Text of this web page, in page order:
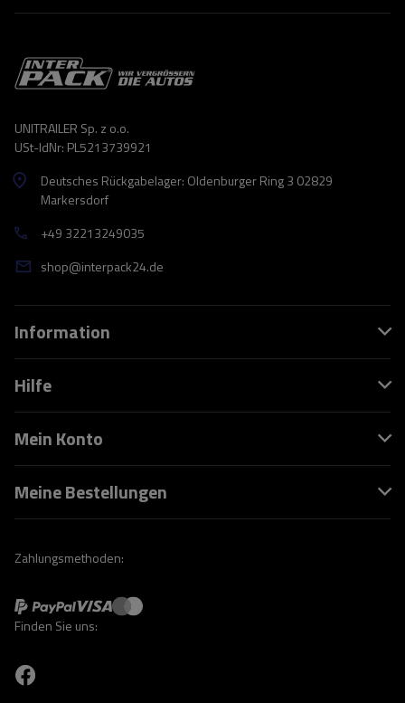
UNITRAILER Sp. z o.o.
USt-IdNr: PL5213739921
Deutsches Rückgabelager: Oldenburger Ring 3 02829
Markersdorf
+49 32213249035
shop@interpack24.de
Information
Hilfe
Mein Konto
Meine Bestellungen
Zahlungsmethoden:
Finden Sie uns: